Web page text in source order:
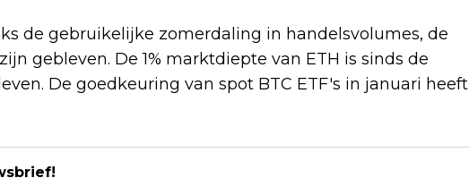
de gebruikelijke zomerdaling in handelsvolumes, de
gebleven. De 1% marktdiepte van ETH is sinds de
De goedkeuring van spot BTC ETF's in januari heeft